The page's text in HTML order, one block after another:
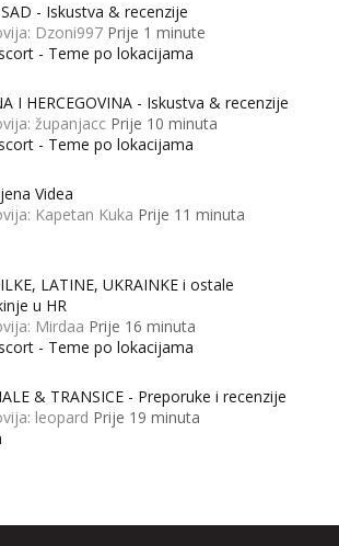
- Iskustva & recenzije
Dzoni997 Prije 1 minute
- Teme po lokacijama
I HERCEGOVINA - Iskustva & recenzije
županjacc Prije 10 minuta
- Teme po lokacijama
Videa
Kapetan Kuka Prije 11 minuta
LATINE, UKRAINKE i ostale
u HR
Mirdaa Prije 16 minuta
- Teme po lokacijama
& TRANSICE - Preporuke i recenzije
leopard Prije 19 minuta